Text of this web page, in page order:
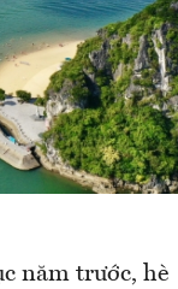
năm trước, hè